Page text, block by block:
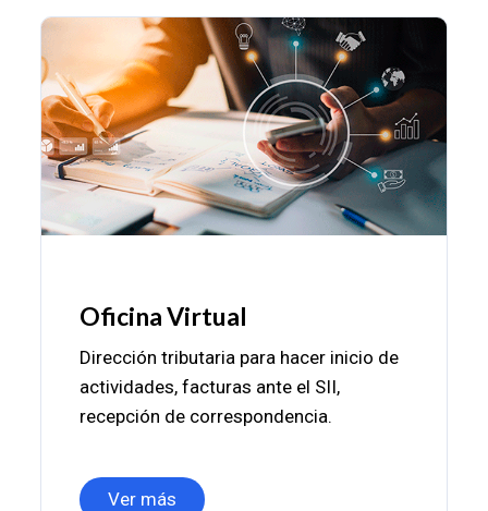
Oficina Virtual
Dirección tributaria para hacer inicio de
actividades, facturas ante el SII,
recepción de correspondencia.
Ver más